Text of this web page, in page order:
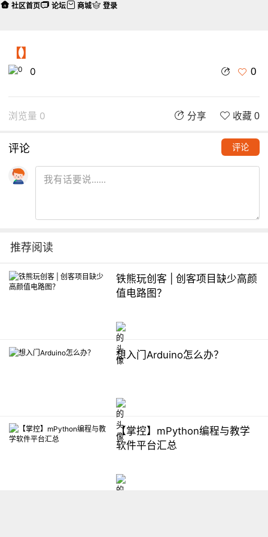
【】
0 0
浏览量 0 分享 收藏 0
评论 评论
推荐阅读
铁熊玩创客 | 创客项目缺少高颜
值电路图？
想入门Arduino怎么办？
【掌控】mPython编程与教学
软件平台汇总
社区首页 论坛 商城 登录